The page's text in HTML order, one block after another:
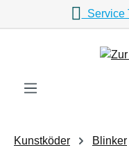
Zum HauptinhaltService
Kunstköder
Blinker